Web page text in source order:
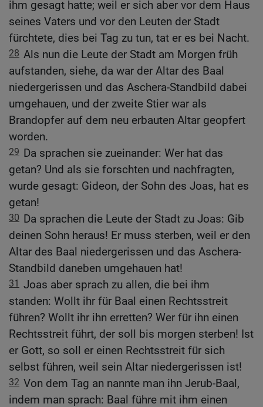
ihm gesagt hatte; weil er sich aber vor dem Haus
seines Vaters und vor den Leuten der Stadt
fürchtete, dies bei Tag zu tun, tat er es bei Nacht.
28 Als nun die Leute der Stadt am Morgen früh
aufstanden, siehe, da war der Altar des Baal
niedergerissen und das Aschera-Standbild dabei
umgehauen, und der zweite Stier war als
Brandopfer auf dem neu erbauten Altar geopfert
worden.
29 Da sprachen sie zueinander: Wer hat das
getan? Und als sie forschten und nachfragten,
wurde gesagt: Gideon, der Sohn des Joas, hat es
getan!
30 Da sprachen die Leute der Stadt zu Joas: Gib
deinen Sohn heraus! Er muss sterben, weil er den
Altar des Baal niedergerissen und das Aschera-
Standbild daneben umgehauen hat!
31 Joas aber sprach zu allen, die bei ihm
standen: Wollt ihr für Baal einen Rechtsstreit
führen? Wollt ihr ihn erretten? Wer für ihn einen
Rechtsstreit führt, der soll bis morgen sterben! Ist
er Gott, so soll er einen Rechtsstreit für sich
selbst führen, weil sein Altar niedergerissen ist!
32 Von dem Tag an nannte man ihn Jerub-Baal,
indem man sprach: Baal führe mit ihm einen